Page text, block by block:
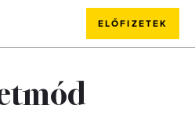
ELŐFIZETEK